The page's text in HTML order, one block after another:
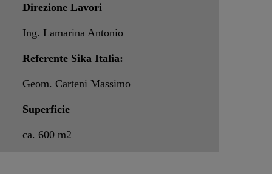
Direzione Lavori
Ing. Lamarina Antonio
Referente Sika Italia:
Geom. Carteni Massimo
Superficie
ca. 600 m2